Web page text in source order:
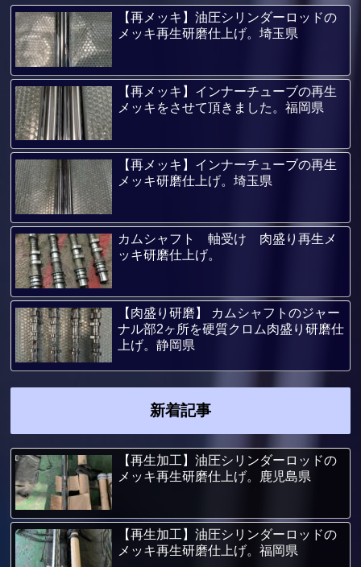
【再メッキ】油圧シリンダーロッドの
メッキ再生研磨仕上げ。埼玉県
【再メッキ】インナーチューブの再生
メッキをさせて頂きました。福岡県
【再メッキ】インナーチューブの再生
メッキ研磨仕上げ。埼玉県
カムシャフト 軸受け 肉盛り再生メ
ッキ研磨仕上げ。
【肉盛り研磨】 カムシャフトのジャー
ナル部2ヶ所を硬質クロム肉盛り研磨仕
上げ。静岡県
新着記事
【再生加工】油圧シリンダーロッドの
メッキ再生研磨仕上げ。鹿児島県
【再生加工】油圧シリンダーロッドの
メッキ再生研磨仕上げ。福岡県